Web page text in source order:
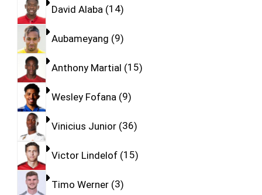
David Alaba 14
Aubameyang 9
Anthony Martial 15
Wesley Fofana 9
Vinicius Junior 36
Victor Lindelof 15
Timo Werner 3